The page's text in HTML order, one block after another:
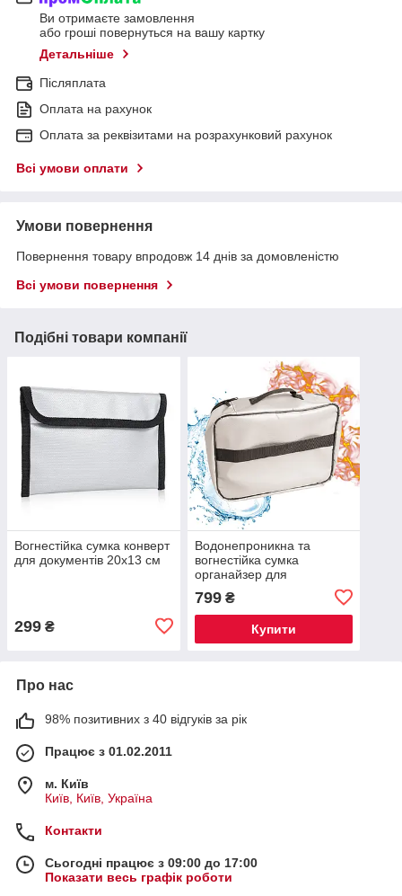
Ви отримаєте замовлення
або гроші повернуться на вашу картку
Детальніше
Післяплата
Оплата на рахунок
Оплата за реквізитами на розрахунковий рахунок
Всі умови оплати
Умови повернення
Повернення товару впродовж 14 днів за домовленістю
Всі умови повернення
Подібні товари компанії
Вогнестійка сумка конверт
для документів 20x13 см
299 ₴
Водонепроникна та
вогнестійка сумка
органайзер для
документів, 37*27*10 см
799₴
Купити
Про нас
98% позитивних з 40 відгуків за рік
Працює з 01.02.2011
м. Київ
Київ, Київ, Україна
Контакти
Сьогодні працює з 09:00 до 17:00
Показати весь графік роботи